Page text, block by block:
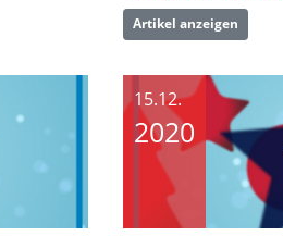
Artikel anzeigen
15.12.
2020